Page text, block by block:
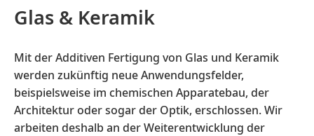
Glas & Keramik
Mit der Additiven Fertigung von Glas und Keramik
werden zukünftig neue Anwendungsfelder,
beispielsweise im chemischen Apparatebau, der
Architektur oder sogar der Optik, erschlossen. Wir
arbeiten deshalb an der Weiterentwicklung der